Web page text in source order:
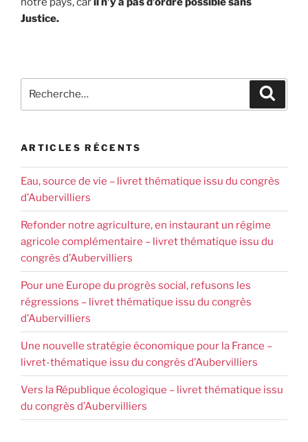
Justice.
ARTICLES RÉCENTS
Eau, source de vie – livret thématique issu du congrès
d’Aubervilliers
Refonder notre agriculture, en instaurant un régime
agricole complémentaire – livret thématique issu du
congrès d’Aubervilliers
Pour une Europe du progrès social, refusons les
régressions – livret thématique issu du congrès
d’Aubervilliers
Une nouvelle stratégie économique pour la France –
livret-thématique issu du congrès d’Aubervilliers
Vers la République écologique – livret thématique issu
du congrès d’Aubervilliers